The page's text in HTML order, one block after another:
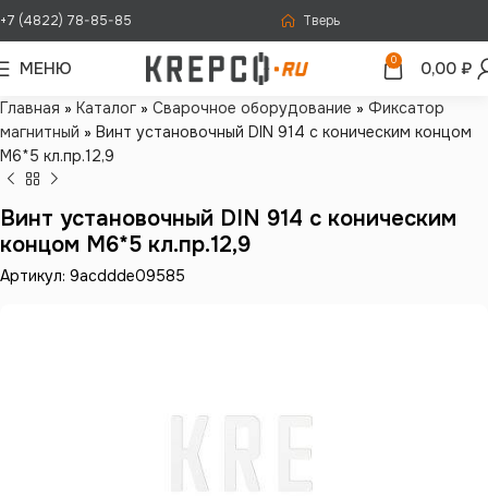
+7 (4822) 78-85-85 Тверь
МЕНЮ 0 0,00 ₽
Главная » Каталог » Сварочное оборудование » Фиксатор
магнитный » Винт установочный DIN 914 с коническим концом
М6*5 кл.пр.12,9
Винт установочный DIN 914 с коническим
концом М6*5 кл.пр.12,9
Артикул: 9acddde09585